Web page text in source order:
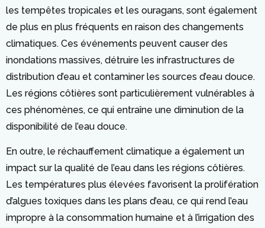
les tempêtes tropicales et les ouragans, sont également
de plus en plus fréquents en raison des changements
climatiques. Ces événements peuvent causer des
inondations massives, détruire les infrastructures de
distribution d’eau et contaminer les sources d’eau douce.
Les régions côtières sont particulièrement vulnérables à
ces phénomènes, ce qui entraîne une diminution de la
disponibilité de l’eau douce.
En outre, le réchauffement climatique a également un
impact sur la qualité de l’eau dans les régions côtières.
Les températures plus élevées favorisent la prolifération
d’algues toxiques dans les plans d’eau, ce qui rend l’eau
impropre à la consommation humaine et à l’irrigation des